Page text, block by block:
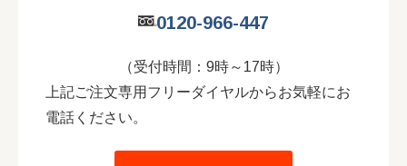
0120-966-447
（受付時間：9時～17時）
上記ご注文専用フリーダイヤルからお気軽にお
電話ください。